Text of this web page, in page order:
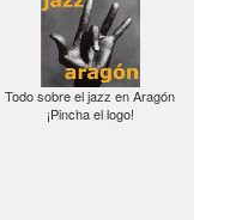
Todo sobre el jazz en Aragón
¡Pincha el logo!